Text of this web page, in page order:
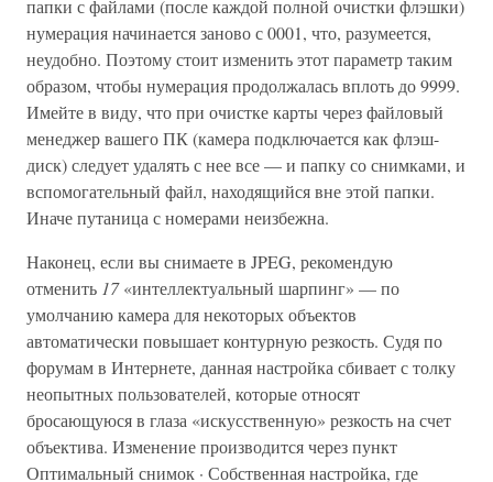
папки с файлами (после каждой полной очистки флэшки)
нумерация начинается заново с 0001, что, разумеется,
неудобно. Поэтому стоит изменить этот параметр таким
образом, чтобы нумерация продолжалась вплоть до 9999.
Имейте в виду, что при очистке карты через файловый
менеджер вашего ПК (камера подключается как флэш-
диск) следует удалять с нее все — и папку со снимками, и
вспомогательный файл, находящийся вне этой папки.
Иначе путаница с номерами неизбежна.
Наконец, если вы снимаете в JPEG, рекомендую
отменить 17«интеллектуальный шарпинг» — по
умолчанию камера для некоторых объектов
автоматически повышает контурную резкость. Судя по
форумам в Интернете, данная настройка сбивает с толку
неопытных пользователей, которые относят
бросающуюся в глаза «искусственную» резкость на счет
объектива. Изменение производится через пункт
Оптимальный снимок · Собственная настройка, где